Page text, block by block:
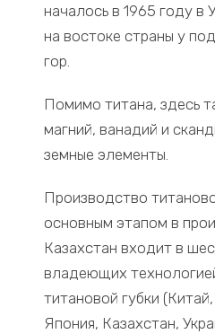
началось в 1965 году в
на востоке страны у
гор.
Помимо титана, здесь
магний, ванадий и
земные элементы.
Производство
основным этапом в
Казахстан входит в
владеющих
титановой губки
Япония, Казахстан,